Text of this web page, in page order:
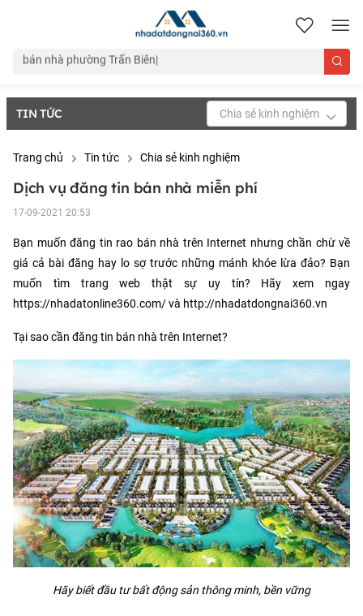
nhadatdongnai360.vn
TIN TỨC Chia sẻ kinh nghiệm
Trang chủ Tin tức Chia sẻ kinh nghiệm
Dịch vụ đăng tin bán nhà miễn phí
17-09-2021 20:53
Bạn muốn đăng tin rao bán nhà trên Internet nhưng chần chừ về
giá cả bài đăng hay lo sợ trước những mánh khóe lừa đảo? Bạn
muốn tìm trang web thật sự uy tín? Hãy xem ngay
https://nhadatonline360.com/và http://nhadatdongnai360.vn
Tại sao cần đăng tin bán nhà trên Internet?
Hãy biết đầu tư bất động sản thông minh, bền vững